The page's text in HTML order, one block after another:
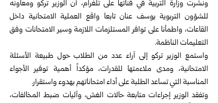
ونشرت وزارة التربيةفي قناتها على تلغرام، أن الوزير تركو ومعاونه
للشؤون التربوية يوسف عنان تابعا واقع العملية الامتحانية داخل
القاعات، واطمأنا على توافر المستلزمات اللازمة وسير الامتحانات وفق
التعليمات الناظمة.
واستمع الوزير تركو إلى آراء عدد من الطلاب حول طبيعة الأسئلة
الامتحانية، ومدى ملاءمتها للقدرات، مؤكداً أهمية توفير الأجواء
المناسبة التي تساعد الطلبة على أداء امتحاناتهم بهدوء واستقرار.
وتفقد الوزير إجراءات متابعة حالات الغش، وآليات ضبط المخالفات،